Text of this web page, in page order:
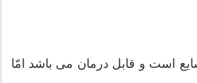
است و قابل درمان می باشد امّا